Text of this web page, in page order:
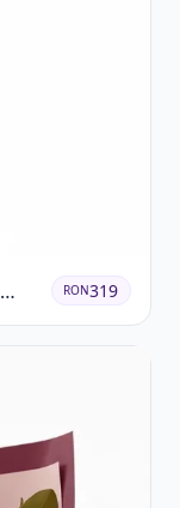
RON319